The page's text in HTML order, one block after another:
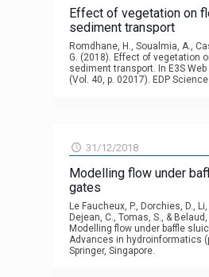
Effect of vegetation on
sediment transport
Romdhane, H., Soualmia, A.,
G. (2018). Effect of vegetation
sediment transport. In E3S
(Vol. 40, p. 02017). EDP
31/12/2018
Modelling flow under
gates
Le Faucheux, P., Dorchies, D.,
Dejean, C., Tomas, S., &
Modelling flow under baffle
Advances in hydroinformatics
Springer, Singapore.